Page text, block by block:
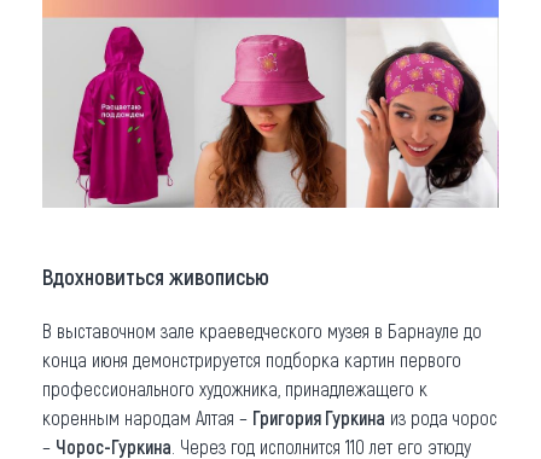
Вдохновиться живописью
В выставочном зале краеведческого музея в Барнауле до
конца июня демонстрируется подборка картин первого
профессионального художника, принадлежащего к
коренным народам Алтая – Григория Гуркина из рода чорос
– Чорос-Гуркина . Через год исполнится 110 лет его этюду